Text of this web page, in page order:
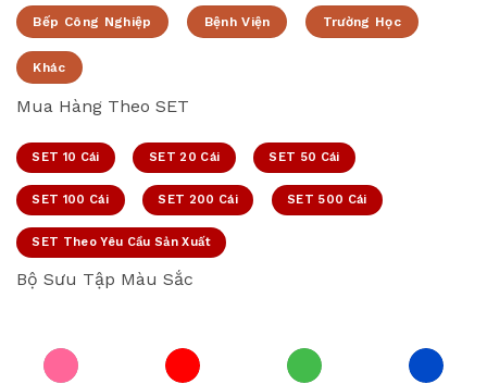
Bếp Công Nghiệp Bệnh Viện Trường Học
Khác
Mua Hàng Theo SET
SET 10 Cái SET 20 Cái SET 50 Cái
SET 100 Cái SET 200 Cái SET 500 Cái
SET Theo Yêu Cầu Sản Xuất
Bộ Sưu Tập Màu Sắc